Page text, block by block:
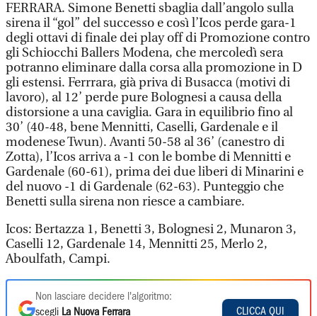
FERRARA. Simone Benetti sbaglia dall’angolo sulla
sirena il “gol” del successo e così l’Icos perde gara-1
degli ottavi di finale dei play off di Promozione contro
gli Schiocchi Ballers Modena, che mercoledì sera
potranno eliminare dalla corsa alla promozione in D
gli estensi. Ferrrara, già priva di Busacca (motivi di
lavoro), al 12’ perde pure Bolognesi a causa della
distorsione a una caviglia. Gara in equilibrio fino al
30’ (40-48, bene Mennitti, Caselli, Gardenale e il
modenese Twun). Avanti 50-58 al 36’ (canestro di
Zotta), l’Icos arriva a -1 con le bombe di Mennitti e
Gardenale (60-61), prima dei due liberi di Minarini e
del nuovo -1 di Gardenale (62-63). Punteggio che
Benetti sulla sirena non riesce a cambiare.
Icos: Bertazza 1, Benetti 3, Bolognesi 2, Munaron 3,
Caselli 12, Gardenale 14, Mennitti 25, Merlo 2,
Aboulfath, Campi.
Non lasciare decidere l'algoritmo:
scegli La Nuova Ferrara
CLICCA QUI